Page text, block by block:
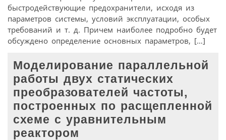
быстродействующие предохранители, исходя из
параметров системы, условий эксплуатации, особых
требований и т. д. Причем наиболее подробно будет
обсуждено определение основных параметров, […]
Моделирование параллельной
работы двух статических
преобразователей частоты,
построенных по расщепленной
схеме с уравнительным
реактором